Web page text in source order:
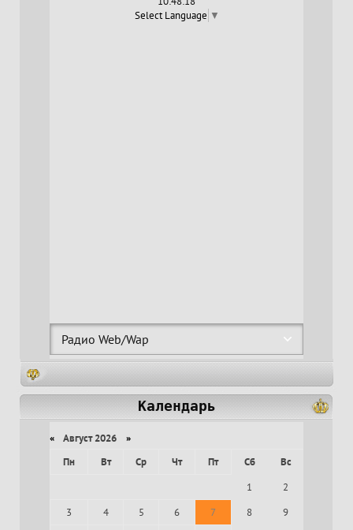
Select Language ▼
Календарь
« Август 2026 »
Пн
Вт Ср Чт Пт Сб
Вс
1
2
3
4 5 6 7 8
9